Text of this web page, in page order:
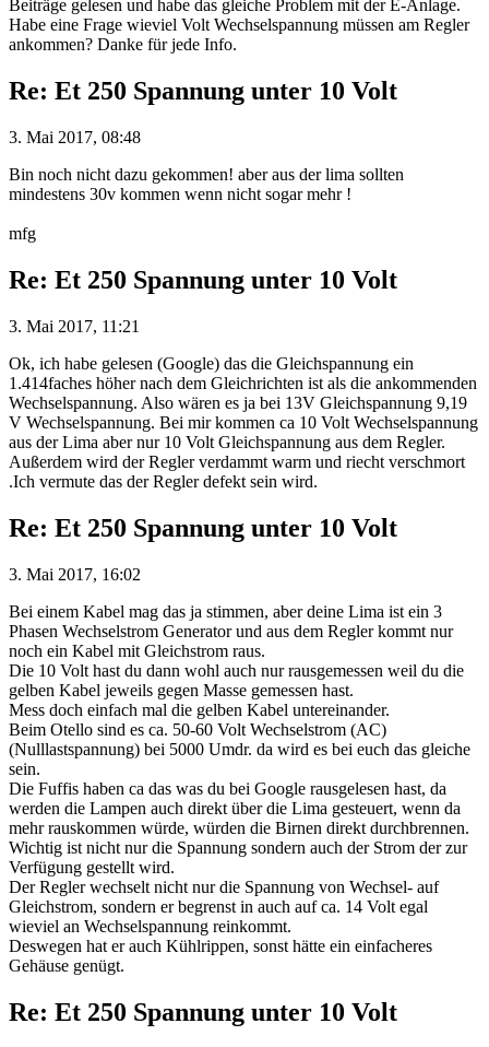
Beiträge gelesen und habe das gleiche Problem mit der E-Anlage.
Habe eine Frage wieviel Volt Wechselspannung müssen am Regler
ankommen? Danke für jede Info.
Re: Et 250 Spannung unter 10 Volt
3. Mai 2017, 08:48
Bin noch nicht dazu gekommen! aber aus der lima sollten
mindestens 30v kommen wenn nicht sogar mehr !
mfg
Re: Et 250 Spannung unter 10 Volt
3. Mai 2017, 11:21
Ok, ich habe gelesen (Google) das die Gleichspannung ein
1.414faches höher nach dem Gleichrichten ist als die ankommenden
Wechselspannung. Also wären es ja bei 13V Gleichspannung 9,19
V Wechselspannung. Bei mir kommen ca 10 Volt Wechselspannung
aus der Lima aber nur 10 Volt Gleichspannung aus dem Regler.
Außerdem wird der Regler verdammt warm und riecht verschmort
.Ich vermute das der Regler defekt sein wird.
Re: Et 250 Spannung unter 10 Volt
3. Mai 2017, 16:02
Bei einem Kabel mag das ja stimmen, aber deine Lima ist ein 3
Phasen Wechselstrom Generator und aus dem Regler kommt nur
noch ein Kabel mit Gleichstrom raus.
Die 10 Volt hast du dann wohl auch nur rausgemessen weil du die
gelben Kabel jeweils gegen Masse gemessen hast.
Mess doch einfach mal die gelben Kabel untereinander.
Beim Otello sind es ca. 50-60 Volt Wechselstrom (AC)
(Nulllastspannung) bei 5000 Umdr. da wird es bei euch das gleiche
sein.
Die Fuffis haben ca das was du bei Google rausgelesen hast, da
werden die Lampen auch direkt über die Lima gesteuert, wenn da
mehr rauskommen würde, würden die Birnen direkt durchbrennen.
Wichtig ist nicht nur die Spannung sondern auch der Strom der zur
Verfügung gestellt wird.
Der Regler wechselt nicht nur die Spannung von Wechsel- auf
Gleichstrom, sondern er begrenst in auch auf ca. 14 Volt egal
wieviel an Wechselspannung reinkommt.
Deswegen hat er auch Kühlrippen, sonst hätte ein einfacheres
Gehäuse genügt.
Re: Et 250 Spannung unter 10 Volt